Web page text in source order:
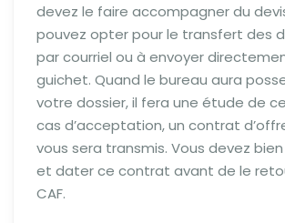
devez le faire accompagner du
pouvez opter pour le transfert des
par courriel ou à envoyer
guichet. Quand le bureau aura
votre dossier, il fera une étude de ce
cas d’acceptation, un contrat
vous sera transmis. Vous devez
et dater ce contrat avant de le
CAF.